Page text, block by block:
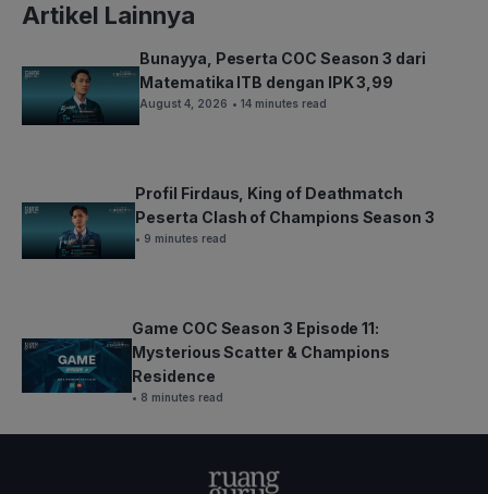
Artikel Lainnya
Bunayya, Peserta COC Season 3 dari
Matematika ITB dengan IPK 3,99
August 4, 2026 • 14 minutes read
Profil Firdaus, King of Deathmatch
Peserta Clash of Champions Season 3
• 9 minutes read
Game COC Season 3 Episode 11:
Mysterious Scatter & Champions
Residence
• 8 minutes read